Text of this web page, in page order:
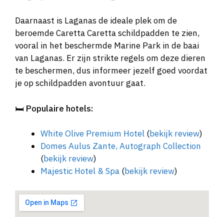
Daarnaast is Laganas de ideale plek om de
beroemde Caretta Caretta schildpadden te zien,
vooral in het beschermde Marine Park in de baai
van Laganas. Er zijn strikte regels om deze dieren
te beschermen, dus informeer jezelf goed voordat
je op schildpadden avontuur gaat.
🛏️ Populaire hotels:
White Olive Premium Hotel (bekijk review)
Domes Aulus Zante, Autograph Collection
(bekijk review)
Majestic Hotel & Spa (bekijk review)